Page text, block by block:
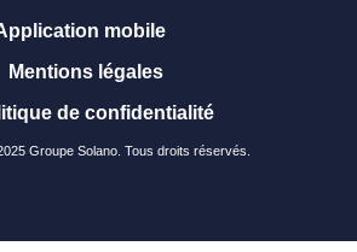
Groupe Solano. Tous droits réservés.
mobile
Mentions légales
de confidentialité